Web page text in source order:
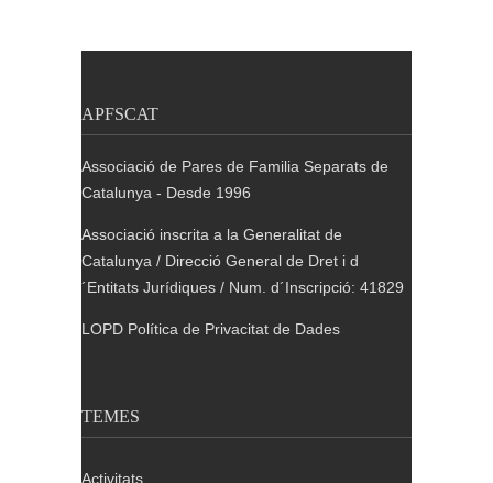
APFSCAT
Associació de Pares de Familia Separats de
Catalunya - Desde 1996
Associació inscrita a la Generalitat de
Catalunya / Direcció General de Dret i d
´Entitats Jurídiques / Num. d´Inscripció: 41829
LOPD Política de Privacitat de Dades
TEMES
Activitats